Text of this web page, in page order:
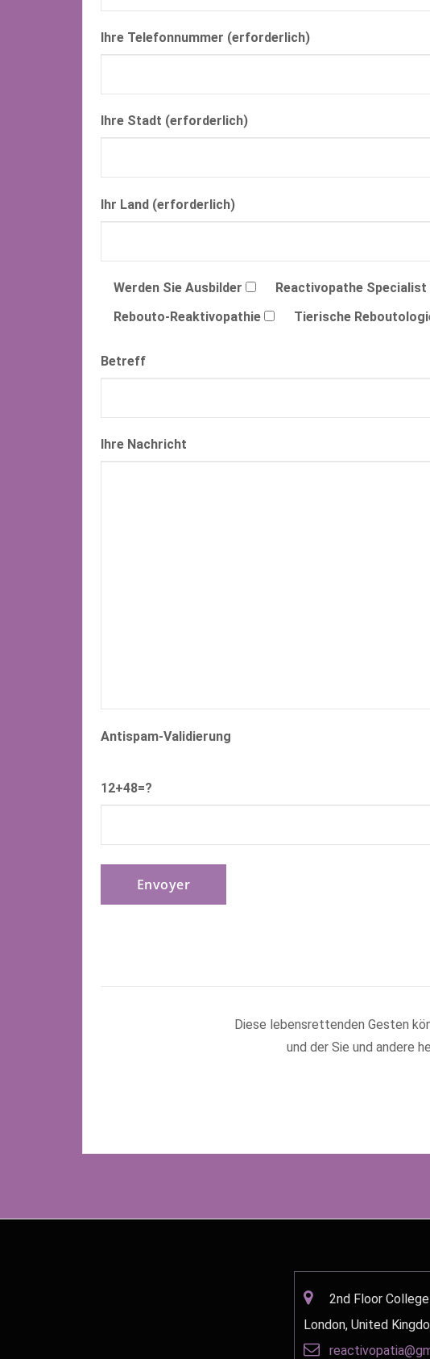
Ihre Telefonnummer (erforderlich)
Ihre Stadt (erforderlich)
Ihr Land (erforderlich)
Werden Sie Ausbilder Reactivopathe Specialist
Rebouto-Reaktivopathie
Tierische
Betreff
Ihre Nachricht
Antispam-Validierung
12+48=?
Diese lebensrettenden Gesten
und der Sie und andere
2nd Floor
London, United